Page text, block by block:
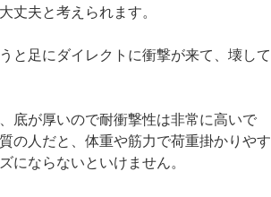
丈夫と考えられます。
と足にダイレクトに衝撃が来て、壊して
底が厚いので耐衝撃性は非常に高いで
の人だと、体重や筋力で荷重掛かりやす
にならないといけません。